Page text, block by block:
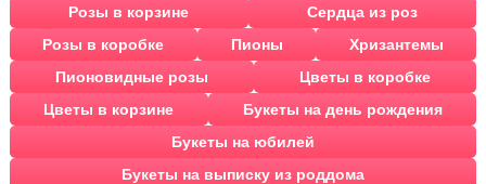
Розы в корзине
Сердца из роз
Розы в коробке
Пионы
Хризантемы
Пионовидные розы
Цветы в коробке
Цветы в корзине
Букеты на день рождения
Букеты на юбилей
Букеты на выписку из роддома